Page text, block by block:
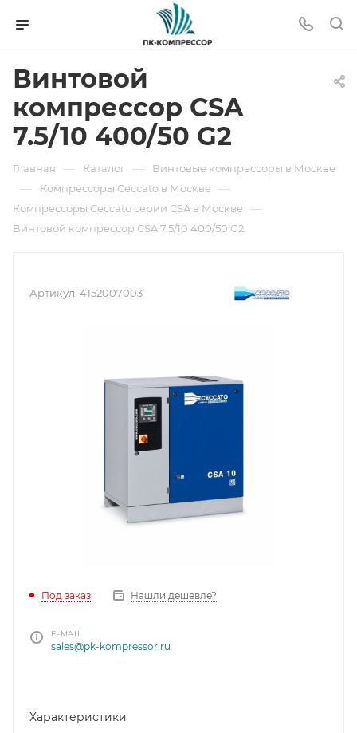
Винтовой
компрессор CSA
7.5/10 400/50 G2
Главная — Каталог — Винтовые компрессоры в Москве
— Компрессоры Ceccato в Москве —
Компрессоры Ceccato серии CSA в Москве —
Винтовой компрессор CSA 7.5/10 400/50 G2
Артикул: 4152007003
Под заказ Нашли дешевле?
E-MAIL
sales@pk-kompressor.ru
Характеристики